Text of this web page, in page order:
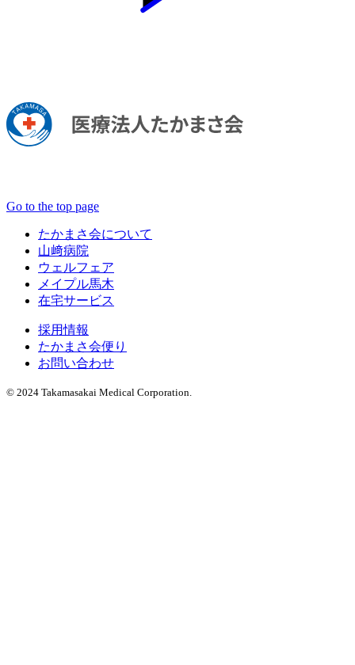
Go to the top page
たかまさ会について
山﨑病院
ウェルフェア
メイプル馬木
在宅サービス
採用情報
たかまさ会便り
お問い合わせ
© 2024 Takamasakai Medical Corporation.